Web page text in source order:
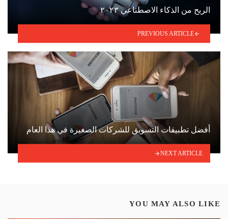
الربح من الذكاء الاصطناعي ٢٠٢٣
PREVIOUS ARTICLE
أفضل تطبيقات التسويق للشركات الصغيرة في هذا العام
NEXT ARTICLE
YOU MAY ALSO LIKE